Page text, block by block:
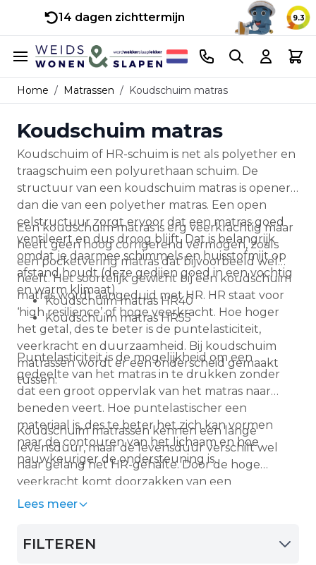
14 dagen zichttermijn 9.3
Ga naar de inhoud
Telefoonnummer
Search Cart
Home / Matrassen / Koudschuim matras
Koudschuim matras
Koudschuim of HR-schuim is net als polyether en
traagschuim een polyurethaan schuim. De
structuur van een koudschuim matras is opener
dan die van een polyether matras. Een open
celstructuur zorgt ervoor dat een matras goed
ventileert en dus droog blijft. Dat is belangrijk
omdat je daarmee schimmels en huisstofmijt op
afstand houdt (deze gedijen goed in een vochtig
en warm klimaat).
Een koudschuim matras is erg veerkrachtig maar
heeft geen hoog corrigerend vermogen, zoals
een pocketvering matras dat bijvoorbeeld wel
heeft. Het soortelijk gewicht bij een koudschuim
matras wordt aangeduid met HR. HR staat voor
‘high resilience’ of hoge veerkracht. Hoe hoger
het getal, des te beter is de puntelasticiteit,
veerkracht en duurzaamheid. Bij koudschuim
matrassen wordt er een onderscheid gemaakt
tussen:
Koudschuim matras HR40
Koudschuim matras HR55
Puntelasticiteit is de mogelijkheid om een
gedeelte van het matras in te drukken zonder
dat een groot oppervlak van het matras naar
beneden veert. Hoe puntelastischer een
materiaal is, des te beter het zich kan vormen
naar de contouren van het lichaam en hoe
nauwkeuriger de ondersteuning is.
Koudschuim matrassen kennen een lange
levensduur, maar de levensduur verschilt wel
naar gelang het HR-gehalte. Door de hoge
veerkracht komt doorzakken van een
koudschuim matras haast niet voor en de
van een koudschuim matras HR55 is ca. 12 tot 15
Lees meer
FILTEREN